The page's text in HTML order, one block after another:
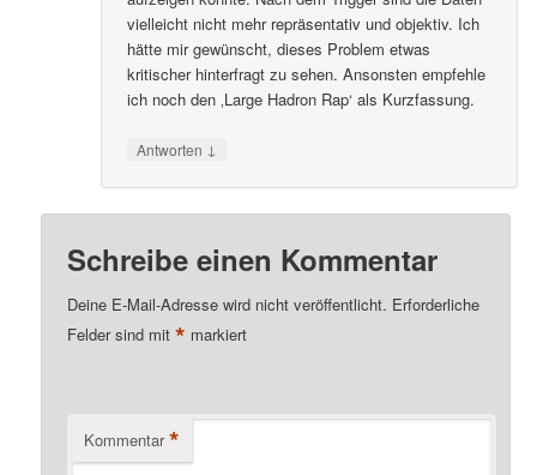
vielleicht nicht mehr repräsentativ und objektiv. Ich
hätte mir gewünscht, dieses Problem etwas
kritischer hinterfragt zu sehen. Ansonsten empfehle
ich noch den ‚Large Hadron Rap‘ als Kurzfassung.
Antworten ↓
Schreibe einen Kommentar
Deine E-Mail-Adresse wird nicht veröffentlicht. Erforderliche
Felder sind mit* markiert
Kommentar *